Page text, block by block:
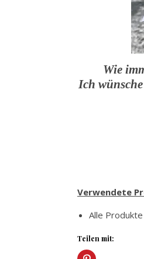
Wie
Ich
Verwendete
Alle
Teilen mit: